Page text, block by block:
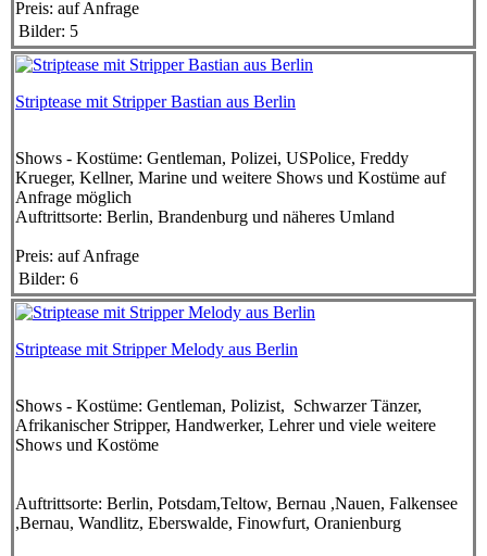
Preis: auf Anfrage
Bilder: 5
Striptease mit Stripper Bastian aus Berlin
Shows - Kostüme: Gentleman, Polizei, USPolice, Freddy
Krueger, Kellner, Marine und weitere Shows und Kostüme auf
Anfrage möglich
Auftrittsorte: Berlin, Brandenburg und näheres Umland
Preis: auf Anfrage
Bilder: 6
Striptease mit Stripper Melody aus Berlin
Shows - Kostüme: Gentleman, Polizist, Schwarzer Tänzer,
Afrikanischer Stripper, Handwerker, Lehrer und viele weitere
Shows und Kostöme
Auftrittsorte: Berlin, Potsdam,Teltow, Bernau ,Nauen, Falkensee
,Bernau, Wandlitz, Eberswalde, Finowfurt, Oranienburg